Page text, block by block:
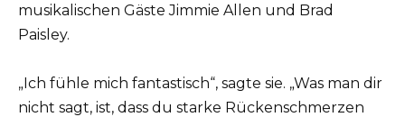
musikalischen Gäste Jimmie Allen und Brad
Paisley.
„Ich fühle mich fantastisch“, sagte sie. „Was man dir
nicht sagt, ist, dass du starke Rückenschmerzen